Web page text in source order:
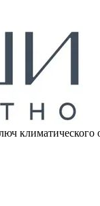
климатического